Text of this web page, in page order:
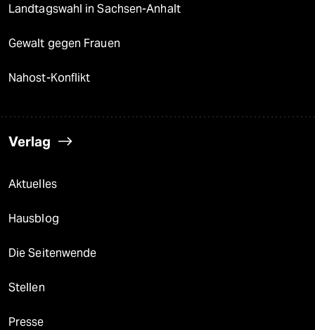
Landtagswahl in Sachsen-Anhalt
Gewalt gegen Frauen
Nahost-Konflikt
Verlag
Aktuelles
Hausblog
Die Seitenwende
Stellen
Presse